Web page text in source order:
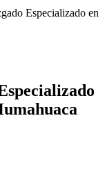
Especializado en